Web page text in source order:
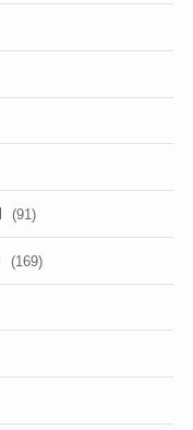
(91)
(169)